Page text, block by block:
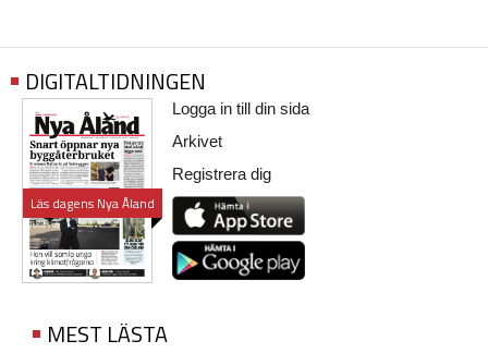
DIGITALTIDNINGEN
Läs dagens Nya Åland
Logga in till din sida
Arkivet
Registrera dig
MEST LÄSTA